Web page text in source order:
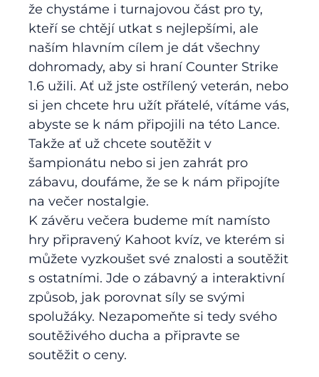
že chystáme i turnajovou část pro ty,
kteří se chtějí utkat s nejlepšími, ale
naším hlavním cílem je dát všechny
dohromady, aby si hraní Counter Strike
1.6 užili. Ať už jste ostřílený veterán, nebo
si jen chcete hru užít přátelé, vítáme vás,
abyste se k nám připojili na této Lance.
Takže ať už chcete soutěžit v
šampionátu nebo si jen zahrát pro
zábavu, doufáme, že se k nám připojíte
na večer nostalgie.
K závěru večera budeme mít namísto
hry připravený Kahoot kvíz, ve kterém si
můžete vyzkoušet své znalosti a soutěžit
s ostatními. Jde o zábavný a interaktivní
způsob, jak porovnat síly se svými
spolužáky. Nezapomeňte si tedy svého
soutěživého ducha a připravte se
soutěžit o ceny.